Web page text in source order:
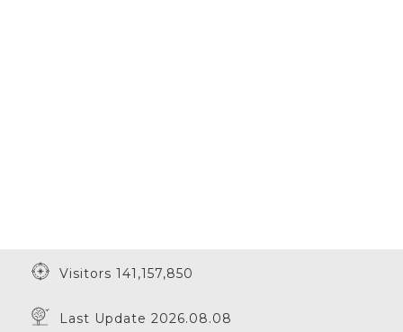
Visitors 141,157,850
Last Update 2026.08.08